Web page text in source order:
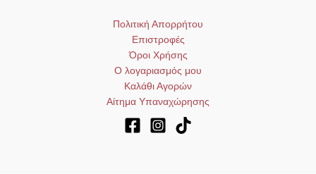
Πολιτική Απορρήτου
Επιστροφές
Όροι Χρήσης
Ο λογαριασμός μου
Καλάθι Αγορών
Αίτημα Υπαναχώρησης